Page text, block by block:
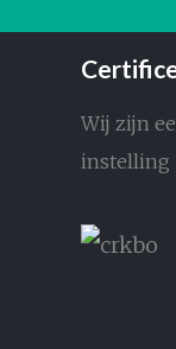
Wij zijn
instelling